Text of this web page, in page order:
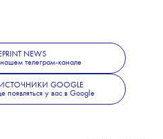
NEWS
телеграм-канале
GOOGLE
появляться у вас в Google